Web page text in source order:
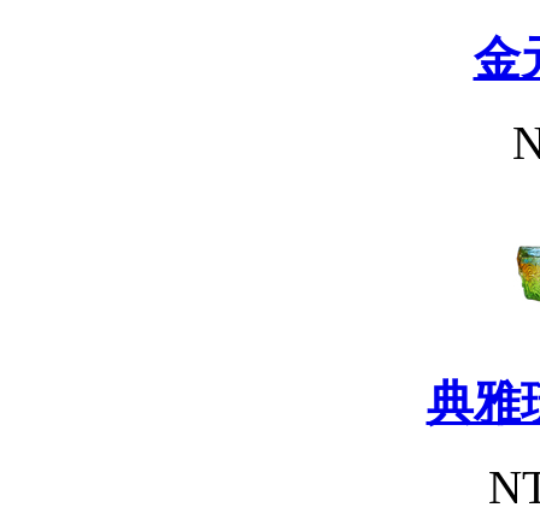
金
典雅